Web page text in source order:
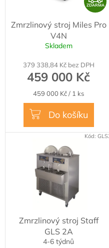
D
A
ZDARMA
Zmrzlinový stroj Miles Pro
V4N
Skladem
379 338,84 Kč bez DPH
459 000 Kč
Měrná
cena:
459 000 Kč / 1 ks
Do košíku
Zmrzlinový stroj Staff
GLS 2A
4-6 týdnů
Kód: